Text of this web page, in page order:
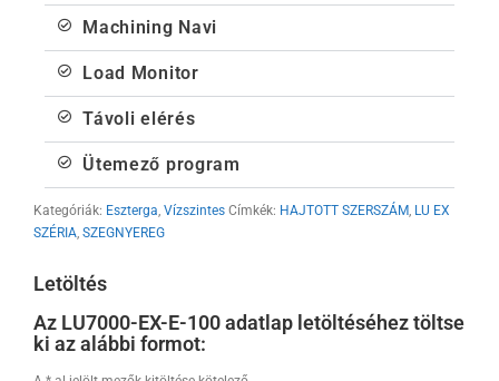
Machining Navi
Load Monitor
Távoli elérés
Ütemező program
Kategóriák: Eszterga, Vízszintes Címkék: HAJTOTT SZERSZÁM, LU EX
SZÉRIA, SZEGNYEREG
Letöltés
Az LU7000-EX-E-100 adatlap letöltéséhez töltse
ki az alábbi formot: